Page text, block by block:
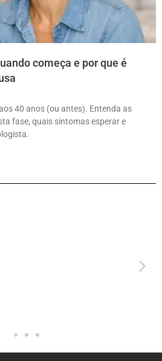
começa e por que é
40 anos (ou antes). Entenda as
fase, quais sintomas esperar e
comprometido"